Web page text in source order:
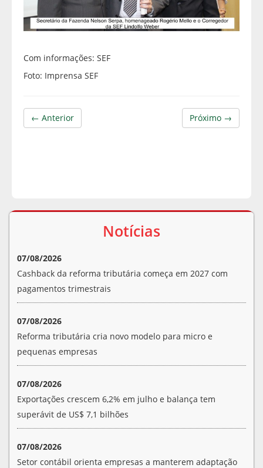
Com informações: SEF
Foto: Imprensa SEF
Próximo →
← Anterior
Notícias
07/08/2026
Cashback da reforma tributária começa em 2027 com
pagamentos trimestrais
07/08/2026
Reforma tributária cria novo modelo para micro e
pequenas empresas
07/08/2026
Exportações crescem 6,2% em julho e balança tem
superávit de US$ 7,1 bilhões
07/08/2026
Setor contábil orienta empresas a manterem adaptação